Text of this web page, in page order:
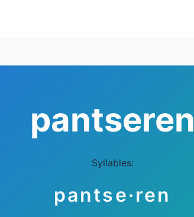
pantseren
Syllables:
pantse·ren